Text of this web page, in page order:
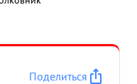
Поделиться